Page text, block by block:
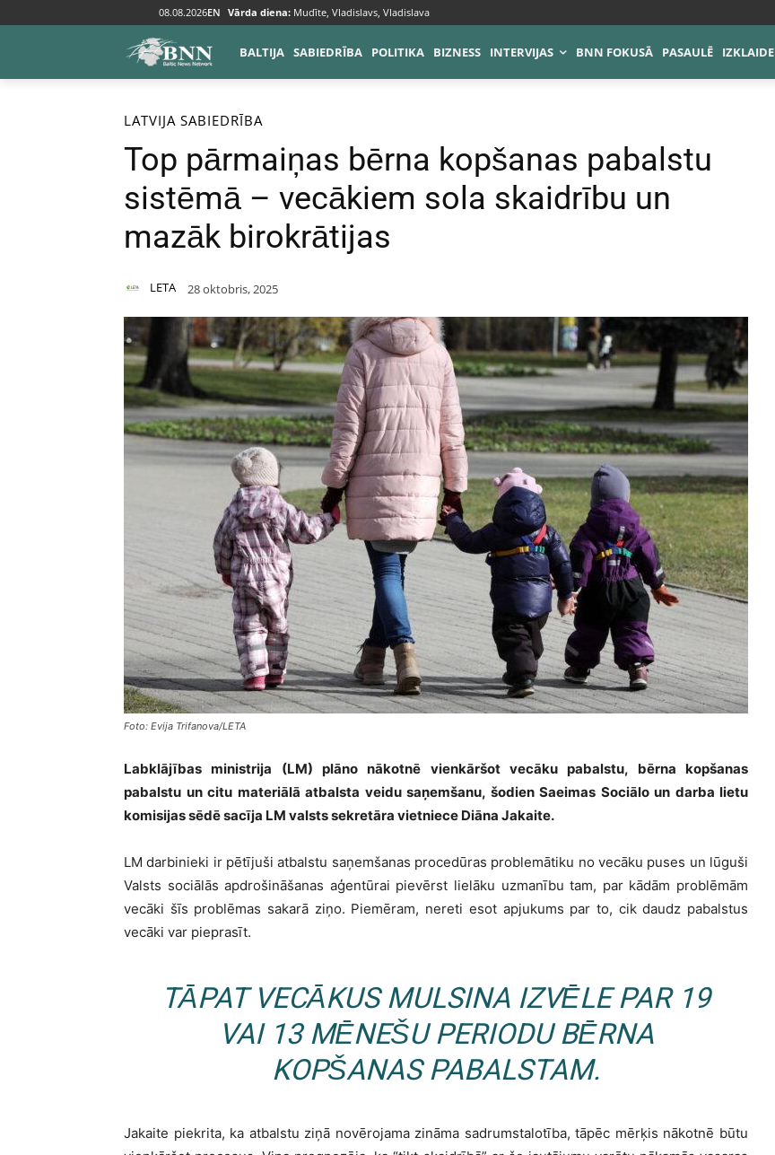
08.08.2026EN Vārda diena: Mudīte, Vladislavs, Vladislava
BALTIJA SABIEDRĪBA POLITIKA BIZNESS INTERVIJAS BNN FOKUSĀ PASAULĒ IZKLAIDE
Sākums Baltija Latvija
LATVIJA SABIEDRĪBA
Top pārmaiņas bērna kopšanas pabalstu
sistēmā – vecākiem sola skaidrību un
mazāk birokrātijas
LETA 28 oktobris, 2025
Foto: Evija Trifanova/LETA
Labklājības ministrija (LM) plāno nākotnē vienkāršot vecāku pabalstu, bērna kopšanas
pabalstu un citu materiālā atbalsta veidu saņemšanu, šodien Saeimas Sociālo un darba lietu
komisijas sēdē sacīja LM valsts sekretāra vietniece Diāna Jakaite.
LM darbinieki ir pētījuši atbalstu saņemšanas procedūras problemātiku no vecāku puses un lūguši
Valsts sociālās apdrošināšanas aģentūrai pievērst lielāku uzmanību tam, par kādām problēmām
vecāki šīs problēmas sakarā ziņo. Piemēram, nereti esot apjukums par to, cik daudz pabalstus
vecāki var pieprasīt.
TĀPAT VECĀKUS MULSINA IZVĒLE PAR 19
VAI 13 MĒNEŠU PERIODU BĒRNA
KOPŠANAS PABALSTAM.
Jakaite piekrita, ka atbalstu ziņā novērojama zināma sadrumstalotība, tāpēc mērķis nākotnē būtu